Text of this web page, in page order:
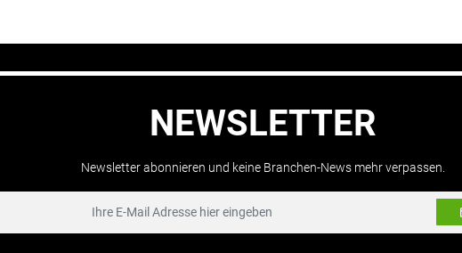
NEWSLETTER
Newsletter abonnieren und keine Branchen-News mehr verpassen.